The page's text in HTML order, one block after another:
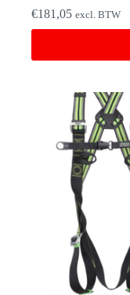
€181,05 excl. BTW